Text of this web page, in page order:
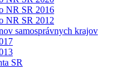
NR SR 2016
NR SR 2012
samosprávnych krajov
SR